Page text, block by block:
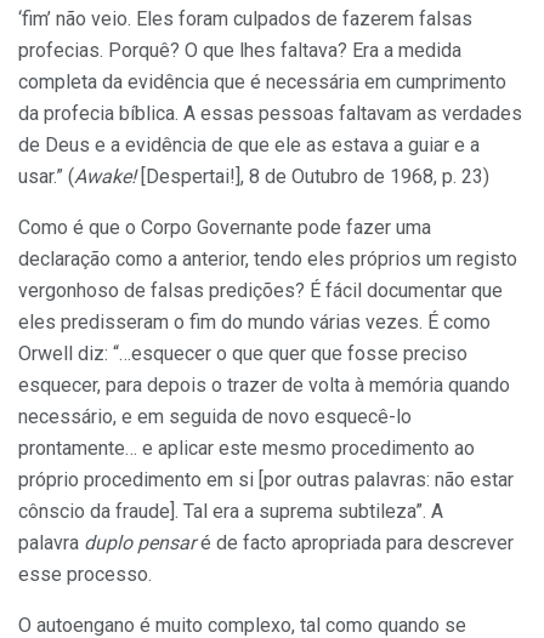
‘fim’ não veio. Eles foram culpados de fazerem falsas
profecias. Porquê? O que lhes faltava? Era a medida
completa da evidência que é necessária em cumprimento
da profecia bíblica. A essas pessoas faltavam as verdades
de Deus e a evidência de que ele as estava a guiar e a
usar.” (Awake![Despertai!], 8 de Outubro de 1968, p. 23)
Como é que o Corpo Governante pode fazer uma
declaração como a anterior, tendo eles próprios um registo
vergonhoso de falsas predições? É fácil documentar que
eles predisseram o fim do mundo várias vezes. É como
Orwell diz: “…esquecer o que quer que fosse preciso
esquecer, para depois o trazer de volta à memória quando
necessário, e em seguida de novo esquecê-lo
prontamente… e aplicar este mesmo procedimento ao
próprio procedimento em si [por outras palavras: não estar
cônscio da fraude]. Tal era a suprema subtileza”. A
palavra duplo pensaré de facto apropriada para descrever
esse processo.
O autoengano é muito complexo, tal como quando se